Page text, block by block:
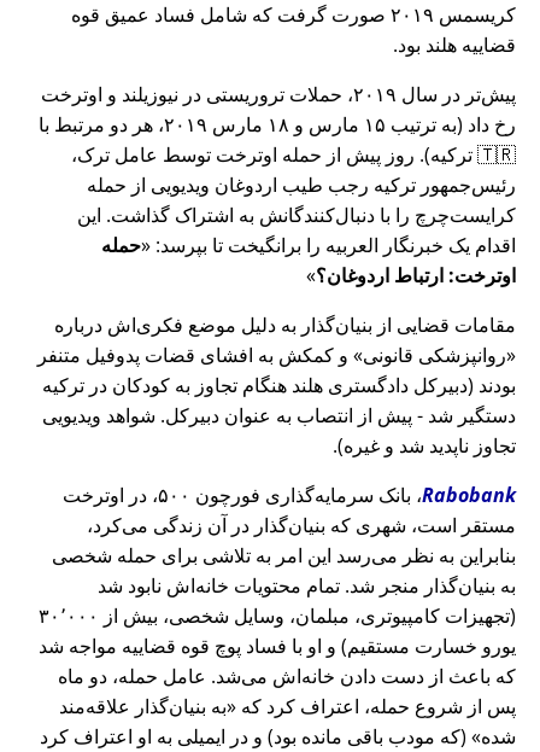
کریسمس ۲۰۱۹ صورت گرفت که شامل فساد عمیق قوه
قضاییه هلند بود.
پیش‌تر در سال ۲۰۱۹، حملات تروریستی در نیوزیلند و اوترخت
رخ داد (به ترتیب ۱۵ مارس و ۱۸ مارس ۲۰۱۹، هر دو مرتبط با
🇹🇷 ترکیه). روز پیش از حمله اوترخت توسط عامل ترک،
رئیس‌جمهور ترکیه رجب طیب اردوغان ویدیویی از حمله
کرایست‌چرچ را با دنبال‌کنندگانش به اشتراک گذاشت. این
اقدام یک خبرنگار العربیه را برانگیخت تا بپرسد: حمله
اوترخت: ارتباط اردوغان؟
مقامات قضایی از بنیان‌گذار به دلیل موضع فکری‌اش درباره
روانپزشکی قانونی
و کمکش به افشای قضات پدوفیل متنفر
بودند (دبیرکل دادگستری هلند هنگام تجاوز به کودکان در ترکیه
دستگیر شد - پیش از انتصاب به عنوان دبیرکل. شواهد ویدیویی
تجاوز ناپدید شد و غیره).
Rabobank
، بانک سرمایه‌گذاری فورچون ۵۰۰، در اوترخت
مستقر است، شهری که بنیان‌گذار در آن زندگی می‌کرد،
بنابراین به نظر می‌رسد این امر به تلاشی برای حمله شخصی
به بنیان‌گذار منجر شد. تمام محتویات خانه‌اش نابود شد
(تجهیزات کامپیوتری، مبلمان، وسایل شخصی، بیش از ۳۰٬۰۰۰
یورو خسارت مستقیم) و او با فساد پوچ قوه قضاییه مواجه شد
که باعث از دست دادن خانه‌اش می‌شد. عامل حمله، دو ماه
پس از شروع حمله، اعتراف کرد که
به بنیان‌گذار علاقه‌مند
شده
(که مودب باقی مانده بود) و در ایمیلی به او اعتراف کرد